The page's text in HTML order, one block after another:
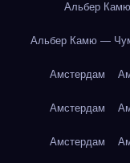
Альбер
Альбер Камю —
Амстердам
Амстердам
Амстердам